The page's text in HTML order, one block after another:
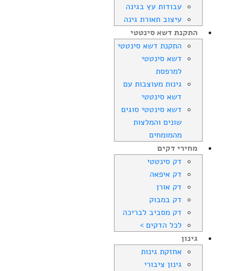
עבודות עץ בגינה
עיצוב תאורת גינה
התקנת דשא סינטטי
התקנת דשא סינטטי
דשא סינטטי
למרפסת
גינות מעוצבות עם
דשא סינטטי
דשא סינטטי סוגים
שונים והמלצות
מהמומחים
מחירי דקים
דק סינטטי
דק איפאה
דק אורן
דק במבוק
דק מסביב לבריכה
לכל הדקים >
גינון
אחזקת גינות
גינון ציבורי